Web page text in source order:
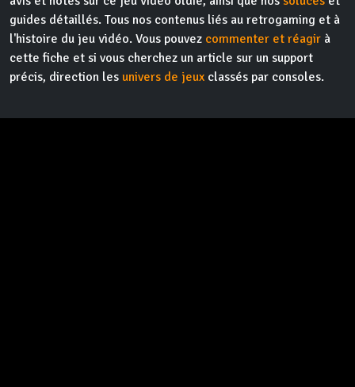
guides détaillés. Tous nos contenus liés au retrogaming et à
l'histoire du jeu vidéo. Vous pouvez commenter et réagir à
cette fiche et si vous cherchez un article sur un support
précis, direction les univers de jeux classés par consoles.